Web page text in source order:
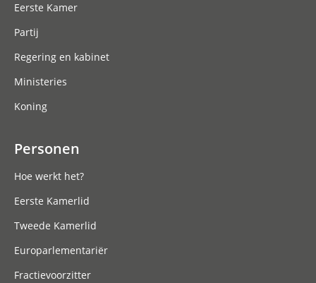
Eerste Kamer
Partij
Regering en kabinet
Ministeries
Koning
Personen
Hoe werkt het?
Eerste Kamerlid
Tweede Kamerlid
Europarlementariër
Fractievoorzitter